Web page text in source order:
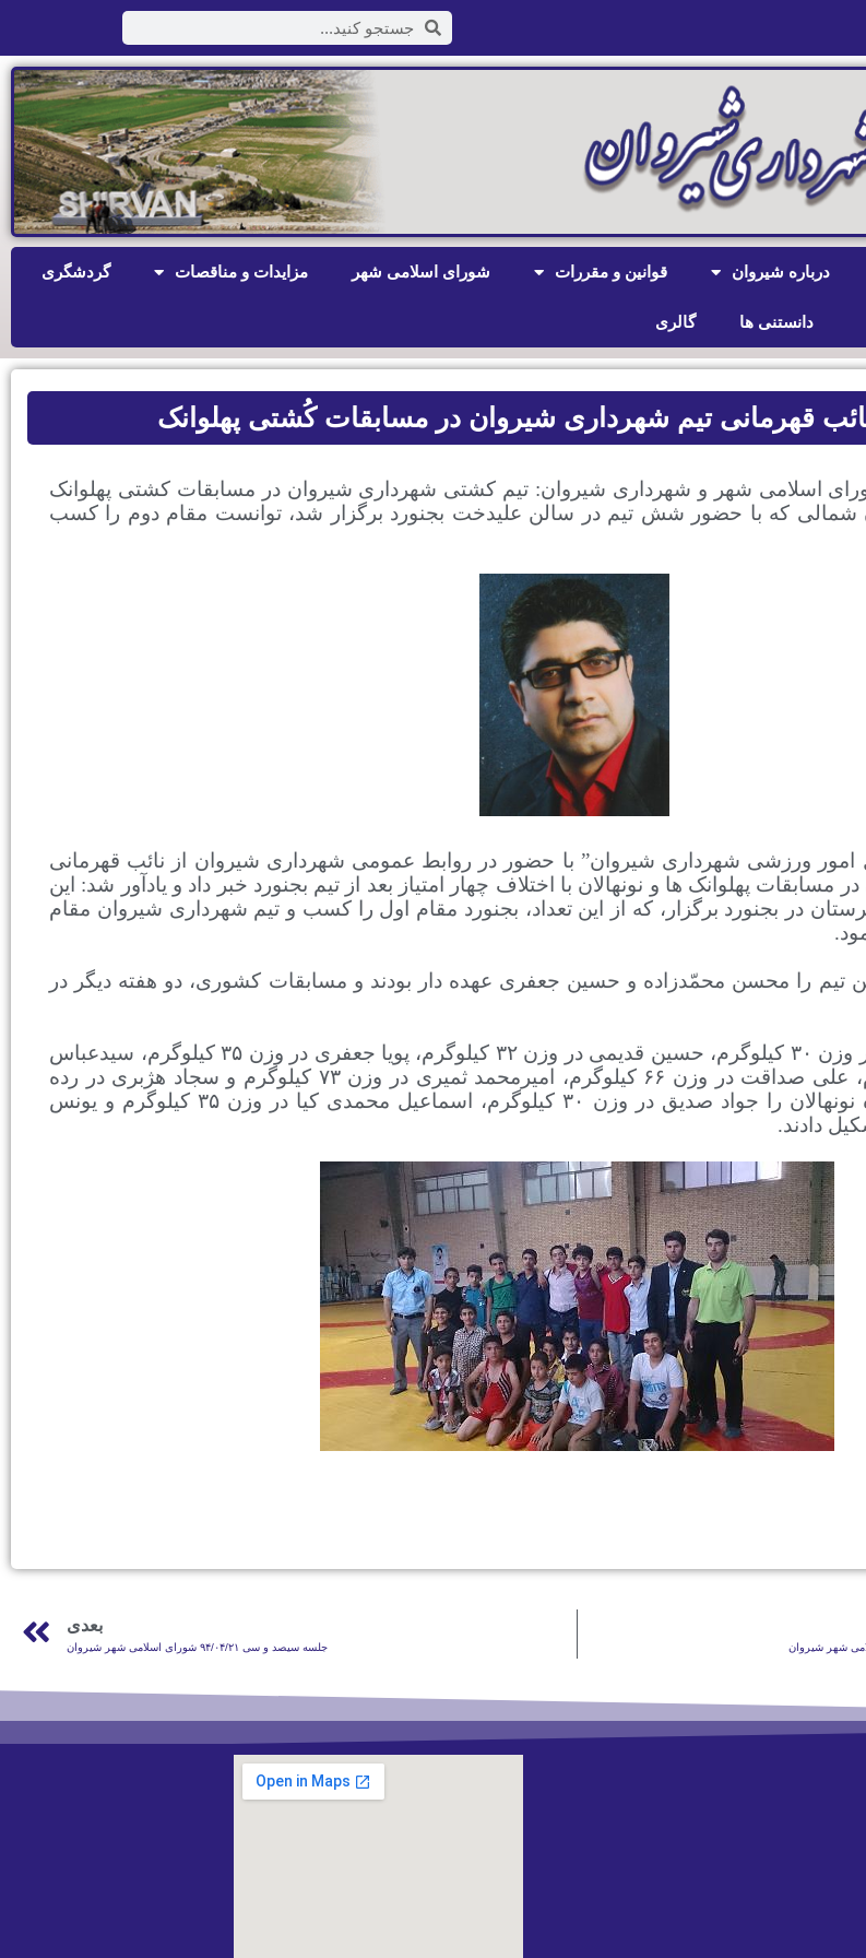
درباره شیروان قوانین و مقررات شورای اسلامی شهر مزایدات و مناقصات گردشگری
دانستنی ها گالری
قهرمانی تیم شهرداری شیروان در مسابقات کُشتی پهلوانک
اسلامی شهر و شهرداری شیروان: تیم کشتی شهرداری شیروان در مسابقات کشتی پهلوانک
شمالی که با حضور شش تیم در سالن علیدخت بجنورد برگزار شد، توانست مقام دوم را کسب
امور ورزشی شهرداری شیروان” با حضور در روابط عمومی شهرداری شیروان از نائب قهرمانی
پهلوانک ها و نونهالان با اختلاف چهار امتیاز بعد از تیم بجنورد خبر داد و یادآور شد: این
در بجنورد برگزار، که از این تعداد، بجنورد مقام اول را کسب و تیم شهرداری شیروان مقام
تیم را محسن محمّدزاده و حسین جعفری عهده دار بودند و مسابقات کشوری، دو هفته دیگر در
گفتنی است: جواد آقاخانی در وزن ۳۰ کیلوگرم، حسین قدیمی در وزن ۳۲ کیلوگرم، پویا جعفری در وزن ۳۵ کیلوگرم، سیدعباس
عباسیان در وزن ۴۷ کیلوگرم، علی صداقت در وزن ۶۶ کیلوگرم، امیرمحمد ثمیری در وزن ۷۳ کیلوگرم و سجاد هژبری در رده
نوگلان حضور داشتند و گروه نونهالان را جواد صدیق در وزن ۳۰ کیلوگرم، اسماعیل محمدی کیا در وزن ۳۵ کیلوگرم و یونس
بعدی
جلسه سیصد و سی ۹۴/۰۴/۲۱ شورای اسلامی شهر شیروان